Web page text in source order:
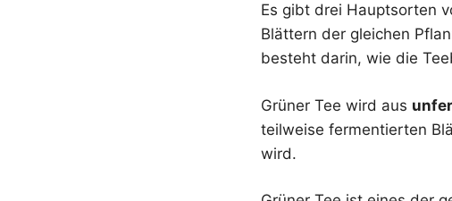
Es gibt drei Hauptsorten
Blättern der gleichen
besteht darin, wie die
Grüner Tee wird aus
teilweise fermentierten
wird.